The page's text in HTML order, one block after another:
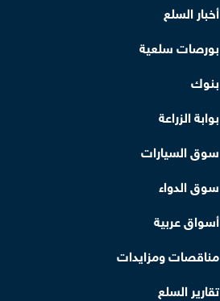
أخبار السلع
بورصات سلعية
بنوك
بوابة الزراعة
سوق السيارات
سوق الدواء
أسواق عربية
مناقصات ومزايدات
تقارير السلع